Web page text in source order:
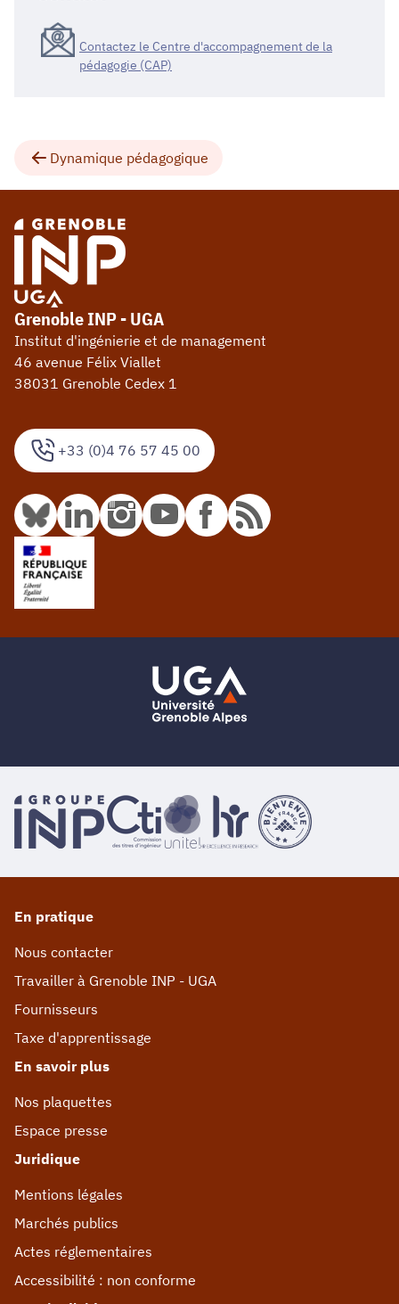
Contactez le Centre d'accompagnement de la
pédagogie (CAP)
Dynamique pédagogique
+33 (0)4 76 57 45 00
Grenoble INP - UGA
Institut d'ingénierie et de management
46 avenue Félix Viallet
38031 Grenoble Cedex 1
En pratique
Nous contacter
Travailler à Grenoble INP - UGA
Fournisseurs
Taxe d'apprentissage
En savoir plus
Nos plaquettes
Espace presse
Juridique
Mentions légales
Marchés publics
Actes réglementaires
Accessibilité : non conforme